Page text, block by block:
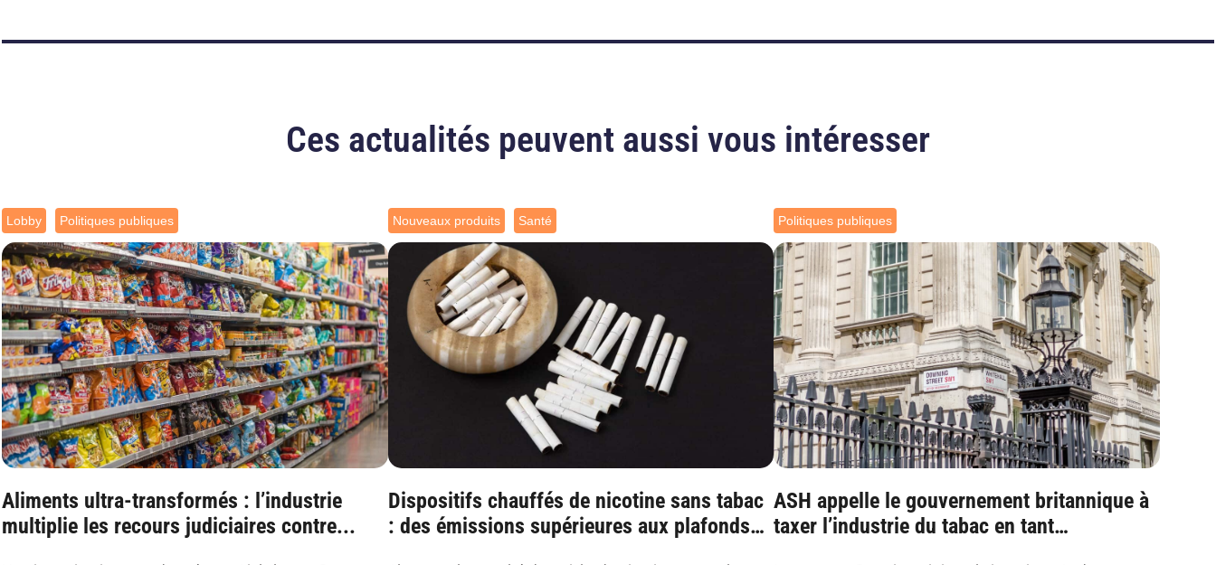
Ces actualités peuvent aussi vous intéresser
Lobby Politiques publiques
Aliments ultra-transformés : l’industrie
multiplie les recours judiciaires contre...
Nouveaux produits Santé
Dispositifs chauffés de nicotine sans tabac
: des émissions supérieures aux plafonds
Politiques publiques
ASH appelle le gouvernement britannique à
taxer l’industrie du tabac en tant